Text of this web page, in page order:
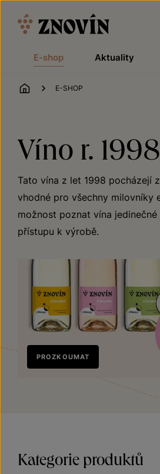
E-shop Aktuality
ÚVOD
E-SHOP
Víno r.
Tato vína z let 1998 pocházejí
vhodné pro všechny milovníky
možnost poznat vína
přístupu k výrobě.
Nově
v prodeji
PROZKOUMAT
Kategorie produktů